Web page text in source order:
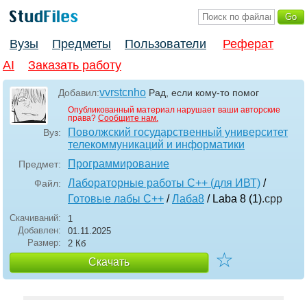
Вузы Предметы Пользователи
Реферат
AI
Заказать работу
Добавил:vvrstcnho Рад, если кому-то помог
Опубликованный материал нарушает ваши авторские
права? Сообщите нам.
Вуз:
Поволжский государственный университет
телекоммуникаций и информатики
Предмет: Программирование
Файл: Лабораторные работы С++ (для ИВТ) /
Готовые лабы С++ /Лаба8 / Laba 8 (1).cpp
Скачиваний:
1
Добавлен:
01.11.2025
Размер:
2 Кб
Скачать ☆